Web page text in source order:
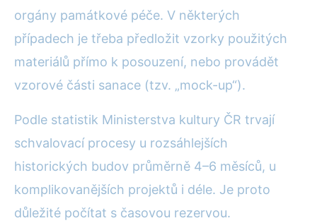
orgány památkové péče. V některých
případech je třeba předložit vzorky použitých
materiálů přímo k posouzení, nebo provádět
vzorové části sanace (tzv. „mock-up“).
Podle statistik Ministerstva kultury ČR trvají
schvalovací procesy u rozsáhlejších
historických budov průměrně 4–6 měsíců, u
komplikovanějších projektů i déle. Je proto
důležité počítat s časovou rezervou.